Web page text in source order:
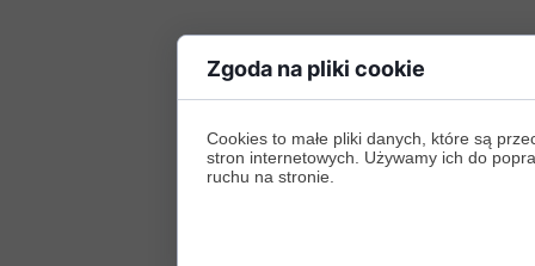
Zgoda na pliki cookie
Cookies to małe pliki danych, które są
stron internetowych. Używamy ich do
ruchu na stronie.